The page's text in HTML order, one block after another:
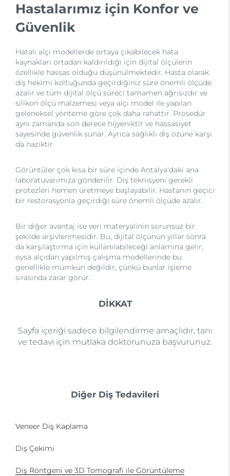
Hastalarımız için Konfor ve
Güvenlik
Hatalı alçı modellerde ortaya çıkabilecek hata
kaynakları ortadan kaldırıldığı için dijital ölçülerin
özellikle hassas olduğu düşünülmektedir. Hasta olarak
diş hekimi koltuğunda geçirdiğiniz süre önemli ölçüde
azalır ve tüm dijital ölçü süreci tamamen ağrısızdır ve
silikon ölçü malzemesi veya alçı model ile yapılan
geleneksel yönteme göre çok daha rahattır. Prosedür
aynı zamanda son derece hijyeniktir ve hassasiyet
sayesinde güvenlik sunar. Ayrıca sağlıklı diş özüne karşı
da naziktir.
Görüntüler çok kısa bir süre içinde Antalya'daki ana
laboratuvarımıza gönderilir. Diş teknisyeni gerekli
protezleri hemen üretmeye başlayabilir. Hastanın geçici
bir restorasyonla geçirdiği süre önemli ölçüde azalır.
Bir diğer avantaj ise veri materyalinin sorunsuz bir
şekilde arşivlenmesidir. Bu, dijital ölçünün yıllar sonra
da karşılaştırma için kullanılabileceği anlamına gelir;
oysa alçıdan yapılmış çalışma modellerinde bu
genellikle mümkün değildir, çünkü bunlar işleme
sırasında zarar görür.
DİKKAT
Sayfa içeriği sadece bilgilendirme amaçlıdır, tanı
ve tedavi için mutlaka doktorunuza başvurunuz.
Diğer Diş Tedavileri
Veneer Diş Kaplama
Diş Çekimi
Diş Röntgeni ve 3D Tomografi ile Görüntüleme